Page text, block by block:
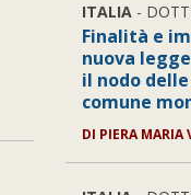
ITALIA -
Finalità e
nuova
il nodo
comune
DI PIERA MARIA